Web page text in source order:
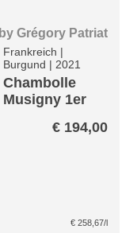
byGrégory Patriat
Frankreich |
Burgund | 2021
Chambolle
Musigny 1er
Charmes A.P.
€ 194,00
€ 258,67/l